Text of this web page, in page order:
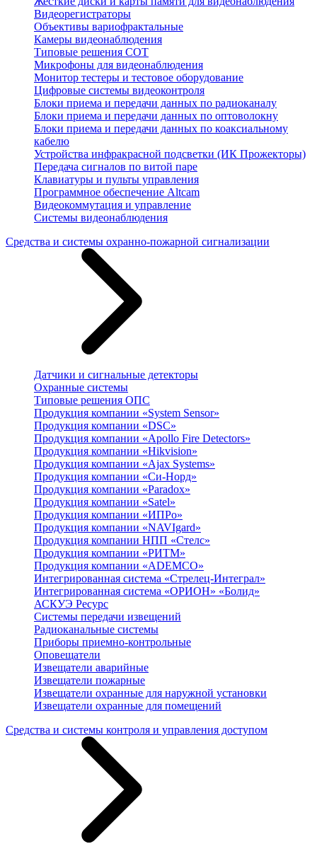
Видеорегистраторы
Объективы вариофрактальные
Камеры видеонаблюдения
Типовые решения СОТ
Микрофоны для видеонаблюдения
Монитор тестеры и тестовое оборудование
Цифровые системы видеоконтроля
Блоки приема и передачи данных по радиоканалу
Блоки приема и передачи данных по оптоволокну
Блоки приема и передачи данных по коаксиальному
кабелю
Устройства инфракрасной подсветки (ИК Прожекторы)
Передача сигналов по витой паре
Клавиатуры и пульты управления
Программное обеспечение Altcam
Видеокоммутация и управление
Системы видеонаблюдения
Средства и системы охранно-пожарной сигнализации
Датчики и сигнальные детекторы
Охранные системы
Типовые решения ОПС
Продукция компании «System Sensor»
Продукция компании «DSC»
Продукция компании «Apollo Fire Detectors»
Продукция компании «Hikvision»
Продукция компании «Ajax Systems»
Продукция компании «Си-Норд»
Продукция компании «Paradox»
Продукция компании «Satel»
Продукция компании «ИПРо»
Продукция компании «NAVIgard»
Продукция компании НПП «Стелс»
Продукция компании «РИТМ»
Продукция компании «ADEMCO»
Интегрированная система «Стрелец-Интеграл»
Интегрированная система «ОРИОН» «Болид»
АСКУЭ Ресурс
Системы передачи извещений
Радиоканальные системы
Приборы приемно-контрольные
Оповещатели
Извещатели аварийные
Извещатели пожарные
Извещатели охранные для наружной установки
Извещатели охранные для помещений
Средства и системы контроля и управления доступом